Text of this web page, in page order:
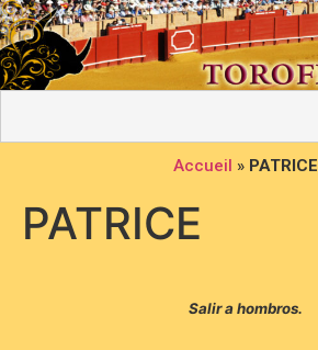
Accueil » PATRICE
PATRICE
Salir a hombros.